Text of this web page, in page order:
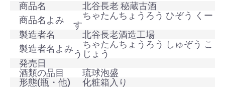
商品名
北谷長老 秘蔵古酒
商品名よみ
ちゃたんちょうろう ひぞう くー
す
製造者名
北谷長老酒造工場
製造者名よみ ちゃたんちょうろう しゅぞう こ
うじょう
発売日
酒類の品目
琉球泡盛
形態(瓶・他)
化粧箱入り